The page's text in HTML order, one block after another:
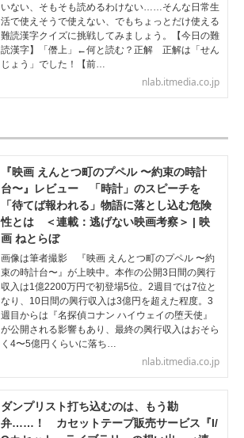
いない、そもそも読めるわけない……そんな日常生
活で使えそうで使えない、でもちょっとだけ使える
難読漢字クイズに挑戦してみましょう。【今日の難
読漢字】「僭上」←何と読む？正解 正解は「せん
じょう」でした！【前…
nlab.itmedia.co.jp
『映画 えんとつ町のプペル 〜約束の時計
台〜』レビュー 「時計」のスピーチを
「待てば報われる」物語に落とし込む危険
性とは ＜連載：逃げない映画考察＞ | 映
画 ねとらぼ
画像は筆者撮影 『映画 えんとつ町のプペル 〜約
束の時計台〜』が上映中。本作の公開3日間の興行
収入は1億2200万円で初登場5位。2週目では7位と
なり、10日間の興行収入は3億円を超えた程度。3
週目からは『名探偵コナン ハイウェイの堕天使』
が公開される影響もあり、最終の興行収入はおそら
く4〜5億円くらいに落ち…
nlab.itmedia.co.jp
ダンプリスト打ち込むのは、もう勘
弁……！ カセットテープ販売サービス『I/